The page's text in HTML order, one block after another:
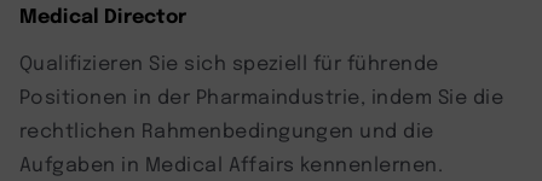
Medical Director
Qualifizieren Sie sich speziell für führende
Positionen in der Pharmaindustrie, indem Sie die
rechtlichen Rahmenbedingungen und die
Aufgaben in Medical Affairs kennenlernen.